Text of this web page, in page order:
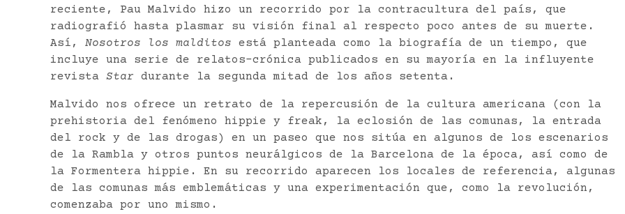
reciente, Pau Malvido hizo un recorrido por la contracultura del país, que
radiografió hasta plasmar su visión final al respecto poco antes de su muerte.
Así, Nosotros los malditos está planteada como la biografía de un tiempo, que
incluye una serie de relatos-crónica publicados en su mayoría en la influyente
revista Star durante la segunda mitad de los años setenta.
Malvido nos ofrece un retrato de la repercusión de la cultura americana (con la
prehistoria del fenómeno hippie y freak, la eclosión de las comunas, la entrada
del rock y de las drogas) en un paseo que nos sitúa en algunos de los escenarios
de la Rambla y otros puntos neurálgicos de la Barcelona de la época, así como de
la Formentera hippie. En su recorrido aparecen los locales de referencia, algunas
de las comunas más emblemáticas y una experimentación que, como la revolución,
comenzaba por uno mismo.